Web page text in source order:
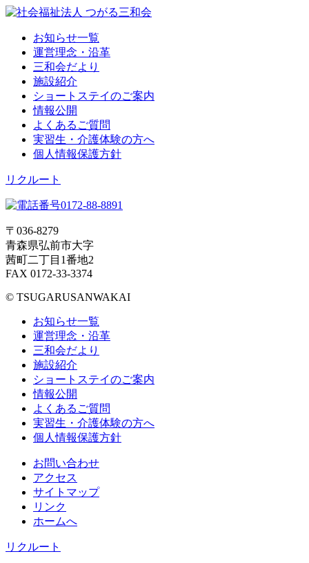
お知らせ一覧
運営理念・沿革
三和会だより
施設紹介
ショートステイのご案内
情報公開
よくあるご質問
実習生・介護体験の方へ
個人情報保護方針
リクルート
〒036-8279
青森県弘前市大字
茜町二丁目1番地2
FAX 0172-33-3374
© TSUGARUSANWAKAI
お知らせ一覧
運営理念・沿革
三和会だより
施設紹介
ショートステイのご案内
情報公開
よくあるご質問
実習生・介護体験の方へ
個人情報保護方針
お問い合わせ
アクセス
サイトマップ
リンク
ホームへ
リクルート